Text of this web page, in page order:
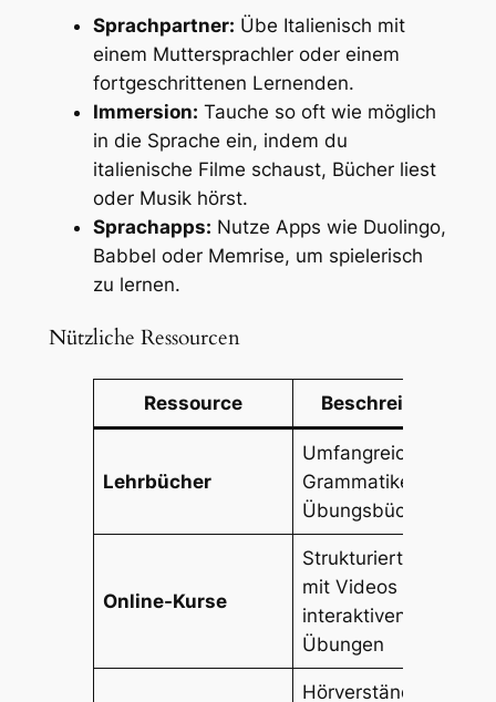
Sprachpartner: Übe Italienisch mit
einem Muttersprachler oder einem
fortgeschrittenen Lernenden.
Immersion: Tauche so oft wie möglich
in die Sprache ein, indem du
italienische Filme schaust, Bücher liest
oder Musik hörst.
Sprachapps: Nutze Apps wie Duolingo,
Babbel oder Memrise, um spielerisch
zu lernen.
Nützliche Ressourcen
Ressource Beschreibung
Lehrbücher
Umfangreiche
Grammatiken und
Übungsbücher
Online-Kurse
Strukturierte Kurse
mit Videos und
interaktiven
Übungen
Hörverständnis